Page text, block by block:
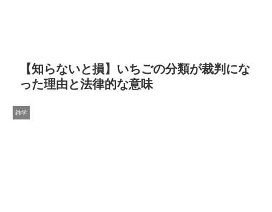
【知らないと損】いちごの分類が裁判にな
った理由と法律的な意味
雑学